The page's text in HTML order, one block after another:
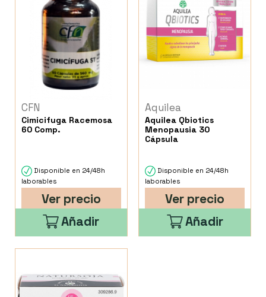
CFN
Cimicifuga Racemosa
60 Comp.
Disponible en 24/48h
laborables
Ver precio
Añadir
Aquilea
Aquilea Qbiotics
Menopausia 30
Cápsula
Disponible en 24/48h
laborables
Ver precio
Añadir